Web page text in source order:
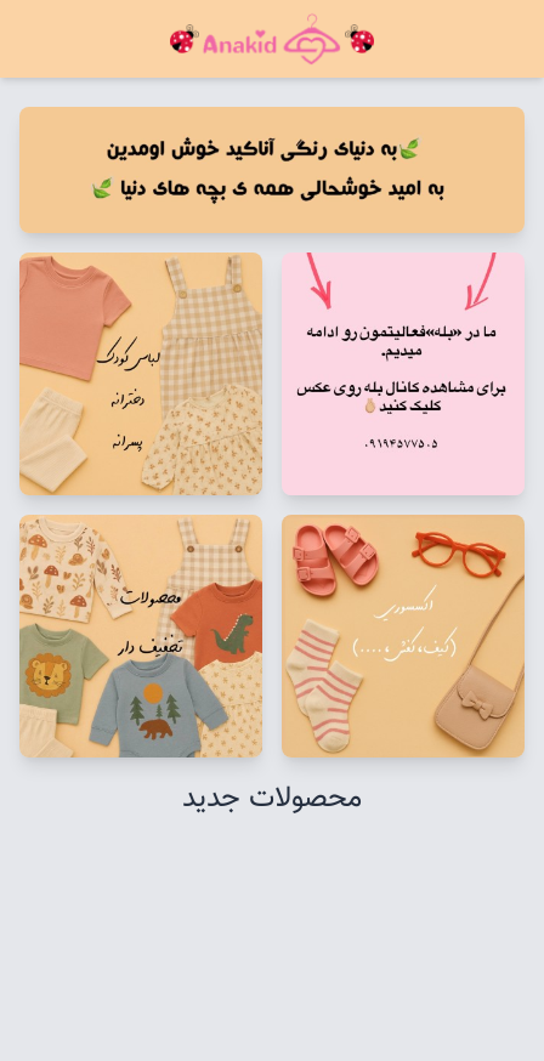
محصولات جدید